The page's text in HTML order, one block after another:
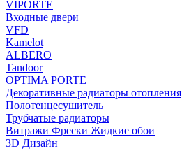
VIPORTE
Входные двери
VFD
Kamelot
ALBERO
Tandoor
OPTIMA PORTE
Декоративные радиаторы отопления
Полотенцесушитель
Трубчатые радиаторы
Витражи Фрески Жидкие обои
3D Дизайн